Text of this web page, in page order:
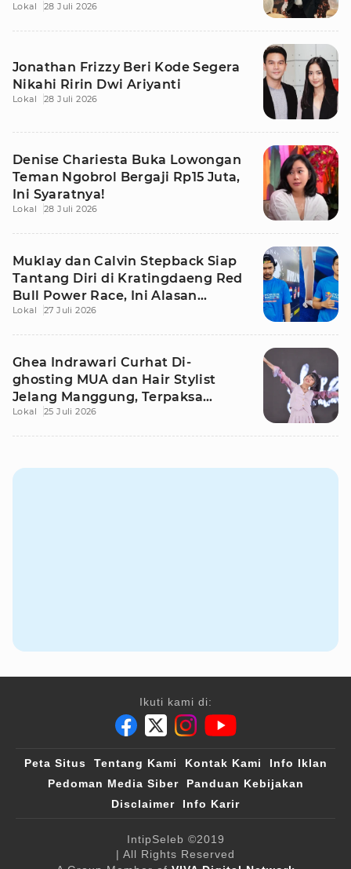
Lokal 28 Juli 2026
Jonathan Frizzy Beri Kode Segera
Nikahi Ririn Dwi Ariyanti
Lokal 28 Juli 2026
Denise Chariesta Buka Lowongan
Teman Ngobrol Bergaji Rp15 Juta,
Ini Syaratnya!
Lokal 28 Juli 2026
Muklay dan Calvin Stepback Siap
Tantang Diri di Kratingdaeng Red
Bull Power Race, Ini Alasan
Mereka!
Lokal 27 Juli 2026
Ghea Indrawari Curhat Di-
ghosting MUA dan Hair Stylist
Jelang Manggung, Terpaksa
Dandan Sendiri
Lokal 25 Juli 2026
Ikuti kami di:
Peta Situs Tentang Kami Kontak Kami
Info Iklan
Pedoman Media Siber
Panduan Kebijakan
Disclaimer
Info Karir
IntipSeleb ©2019
| All Rights Reserved